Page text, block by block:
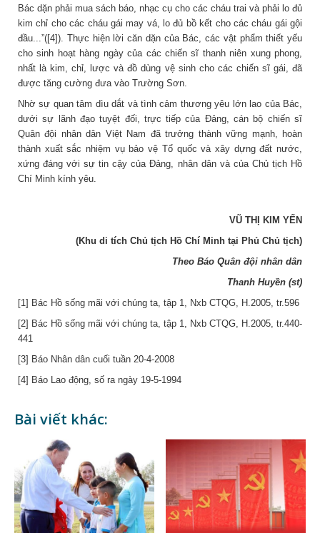
Bác dặn phải mua sách báo, nhạc cụ cho các cháu trai và phải lo đủ
kim chỉ cho các cháu gái may vá, lo đủ bồ kết cho các cháu gái gội
đầu...”([4]). Thực hiện lời căn dặn của Bác, các vật phẩm thiết yếu
cho sinh hoạt hàng ngày của các chiến sĩ thanh niên xung phong,
nhất là kim, chỉ, lược và đồ dùng vệ sinh cho các chiến sĩ gái, đã
được tăng cường đưa vào Trường Sơn.
Nhờ sự quan tâm dìu dắt và tình cảm thương yêu lớn lao của Bác,
dưới sự lãnh đạo tuyệt đối, trực tiếp của Đảng, cán bộ chiến sĩ
Quân đội nhân dân Việt Nam đã trưởng thành vững mạnh, hoàn
thành xuất sắc nhiệm vụ bảo vệ Tổ quốc và xây dựng đất nước,
xứng đáng với sự tin cậy của Đảng, nhân dân và của Chủ tịch Hồ
Chí Minh kính yêu.
VŨ THỊ KIM YẾN
(Khu di tích Chủ tịch Hồ Chí Minh tại Phủ Chủ tịch)
Theo Báo Quân đội nhân dân
Thanh Huyền (st)
[1] Bác Hồ sống mãi với chúng ta, tập 1, Nxb CTQG, H.2005, tr.596
[2] Bác Hồ sống mãi với chúng ta, tập 1, Nxb CTQG, H.2005, tr.440-
441
[3] Báo Nhân dân cuối tuần 20-4-2008
[4] Báo Lao động, số ra ngày 19-5-1994
Bài viết khác: